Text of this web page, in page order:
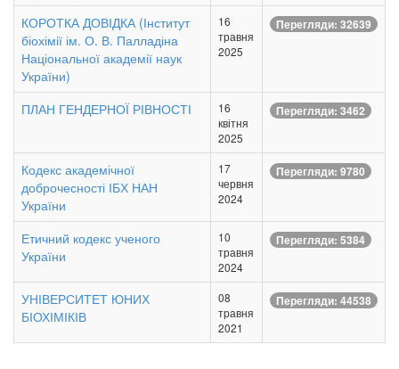
КОРОТКА ДОВІДКА (Інститут
біохімії ім. О. В. Палладіна
Національної академії наук
України)
16
травня
2025
Перегляди: 32639
ПЛАН ГЕНДЕРНОЇ РІВНОСТІ
16
квітня
2025
Перегляди: 3462
Кодекс академічної
доброчесності ІБХ НАН
України
17
червня
2024
Перегляди: 9780
Етичний кодекс ученого
України
10
травня
2024
Перегляди: 5384
УНІВЕРСИТЕТ ЮНИХ
БІОХІМІКІВ
08
травня
2021
Перегляди: 44538